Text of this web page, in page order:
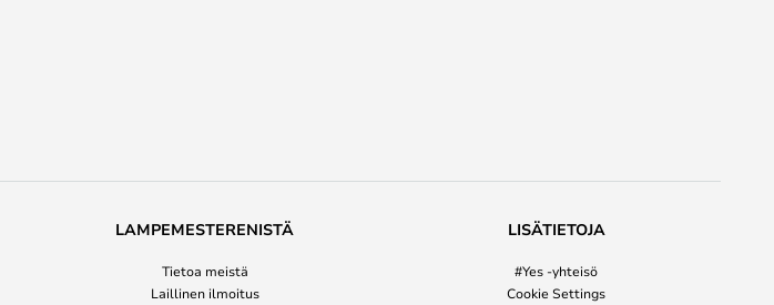
LAMPEMESTERENISTÄ
Tietoa meistä
Laillinen ilmoitus
LISÄTIETOJA
#Yes -yhteisö
Cookie Settings